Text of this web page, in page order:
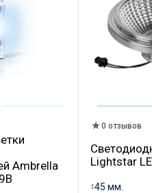
Ambrella
0 отзывов
Lightstar
↕45 мм.